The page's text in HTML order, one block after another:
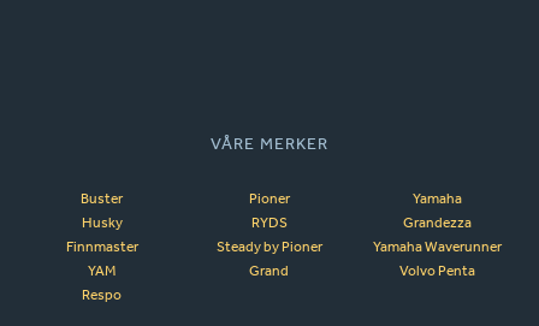
VÅRE MERKER
Buster Pioner
Yamaha
Husky
RYDS
Grandezza
Finnmaster
Steady by Pioner
Yamaha Waverunner
YAM
Grand
Volvo Penta
Respo